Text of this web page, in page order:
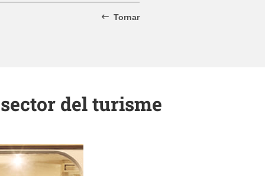
Tornar
del turisme